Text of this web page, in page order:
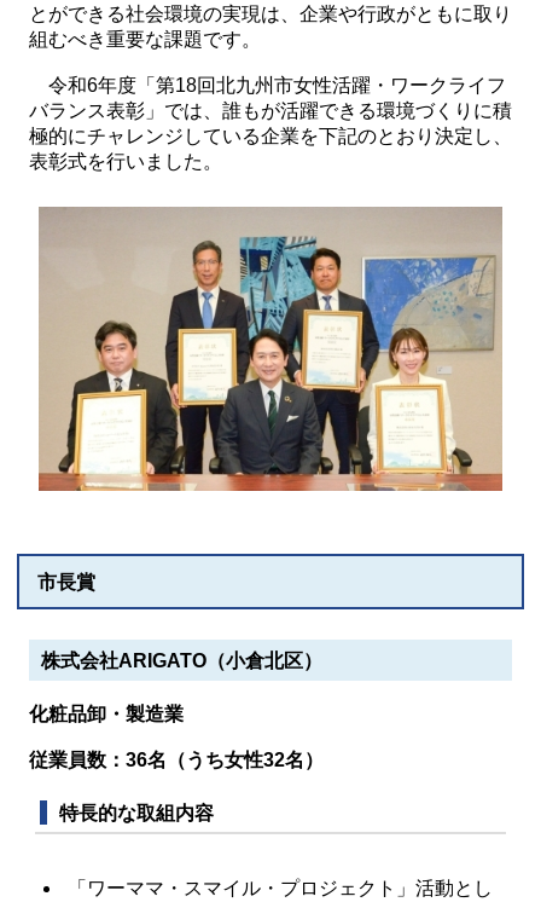
とができる社会環境の実現は、企業や行政がともに取り
組むべき重要な課題です。
令和6年度「第18回北九州市女性活躍・ワークライフ
バランス表彰」では、誰もが活躍できる環境づくりに積
極的にチャレンジしている企業を下記のとおり決定し、
表彰式を行いました。
市長賞
株式会社ARIGATO（小倉北区）
化粧品卸・製造業
従業員数：36名（うち女性32名）
特長的な取組内容
「ワーママ・スマイル・プロジェクト」活動とし